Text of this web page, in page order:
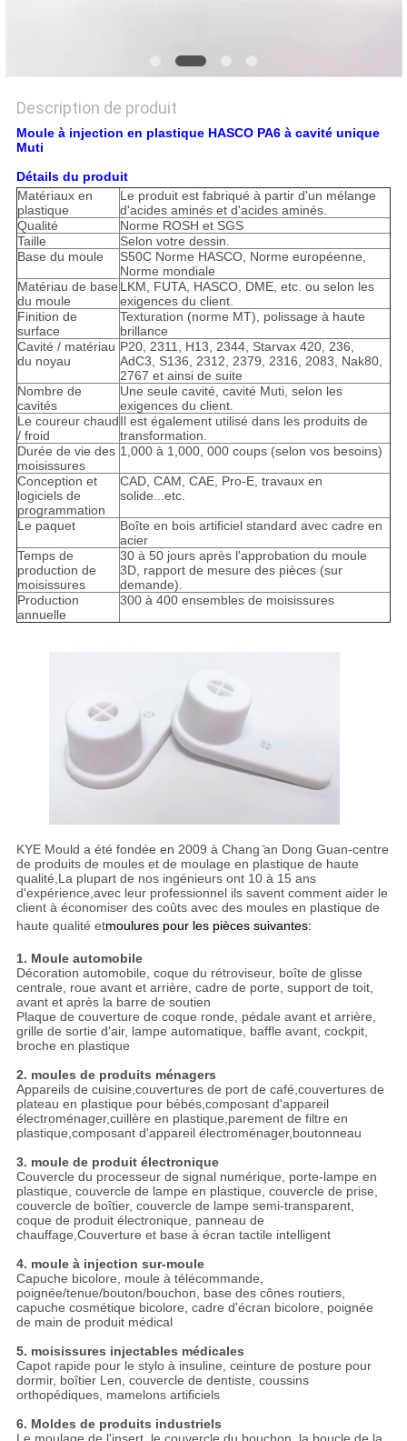
Description de produit
Moule à injection en plastique HASCO PA6 à cavité unique
Muti
Détails du produit
Matériaux en
plastique
Le produit est fabriqué à partir d'un mélange
d'acides aminés et d'acides aminés.
Qualité
Norme ROSH et SGS
Taille
Selon votre dessin.
Base du moule
S50C Norme HASCO, Norme européenne,
Norme mondiale
Matériau de base
du moule
LKM, FUTA, HASCO, DME, etc. ou selon les
exigences du client.
Finition de
surface
Texturation (norme MT), polissage à haute
brillance
Cavité / matériau
du noyau
P20, 2311, H13, 2344, Starvax 420, 236,
AdC3, S136, 2312, 2379, 2316, 2083, Nak80,
2767 et ainsi de suite
Nombre de
cavités
Une seule cavité, cavité Muti, selon les
exigences du client.
Le coureur chaud
/ froid
Il est également utilisé dans les produits de
transformation.
Durée de vie des
moisissures
1,000 à 1,000, 000 coups (selon vos besoins)
Conception et
logiciels de
programmation
CAD, CAM, CAE, Pro-E, travaux en
solide...etc.
Le paquet
Boîte en bois artificiel standard avec cadre en
acier
Temps de
production de
moisissures
30 à 50 jours après l'approbation du moule
3D, rapport de mesure des pièces (sur
demande).
Production
annuelle
300 à 400 ensembles de moisissures
KYE Mould a été fondée en 2009 à Chang ̄an Dong Guan-centre
de produits de moules et de moulage en plastique de haute
qualité,La plupart de nos ingénieurs ont 10 à 15 ans
d'expérience,avec leur professionnel ils savent comment aider le
client à économiser des coûts avec des moules en plastique de
haute qualité etmoulures pour les pièces suivantes:
1. Moule automobile
Décoration automobile, coque du rétroviseur, boîte de glisse
centrale, roue avant et arrière, cadre de porte, support de toit,
avant et après la barre de soutien
Plaque de couverture de coque ronde, pédale avant et arrière,
grille de sortie d'air, lampe automatique, baffle avant, cockpit,
broche en plastique
2. moules de produits ménagers
Appareils de cuisine,couvertures de port de café,couvertures de
plateau en plastique pour bébés,composant d'appareil
électroménager,cuillère en plastique,parement de filtre en
plastique,composant d'appareil électroménager,boutonneau
3. moule de produit électronique
Couvercle du processeur de signal numérique, porte-lampe en
plastique, couvercle de lampe en plastique, couvercle de prise,
couvercle de boîtier, couvercle de lampe semi-transparent,
coque de produit électronique, panneau de
chauffage,Couverture et base à écran tactile intelligent
4. moule à injection sur-moule
Capuche bicolore, moule à télécommande,
poignée/tenue/bouton/bouchon, base des cônes routiers,
capuche cosmétique bicolore, cadre d'écran bicolore, poignée
de main de produit médical
5. moisissures injectables médicales
Capot rapide pour le stylo à insuline, ceinture de posture pour
dormir, boîtier Len, couvercle de dentiste, coussins
orthopédiques, mamelons artificiels
6. Moldes de produits industriels